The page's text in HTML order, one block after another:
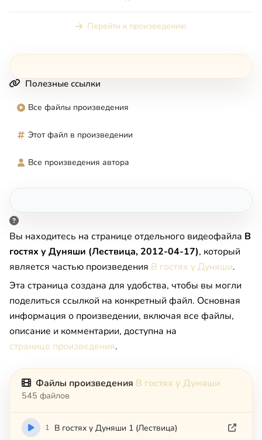
Перейти к произведению
Полезные ссылки
Все файлы произведения
Этот файл в произведении
Все произведения автора
Вы находитесь на странице отдельного видеофайла В
гостях у Дуняши (Лествица, 2012-04-17), который
является частью произведения В гостях у Дуняши.
Эта страница создана для удобства, чтобы вы могли
поделиться ссылкой на конкретный файл. Основная
информация о произведении, включая все файлы,
описание и комментарии, доступна на
странице произведения.
Файлы произведения В гостях у Дуняши
545 файлов
1 В гостях у Дуняши 1 (Лествица)